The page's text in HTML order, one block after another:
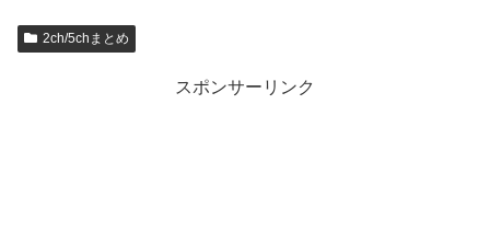
2ch/5chまとめ
スポンサーリンク